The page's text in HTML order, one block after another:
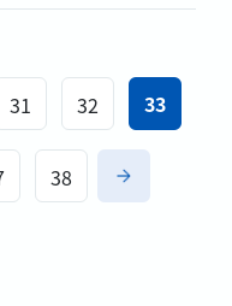
31 32 33
38